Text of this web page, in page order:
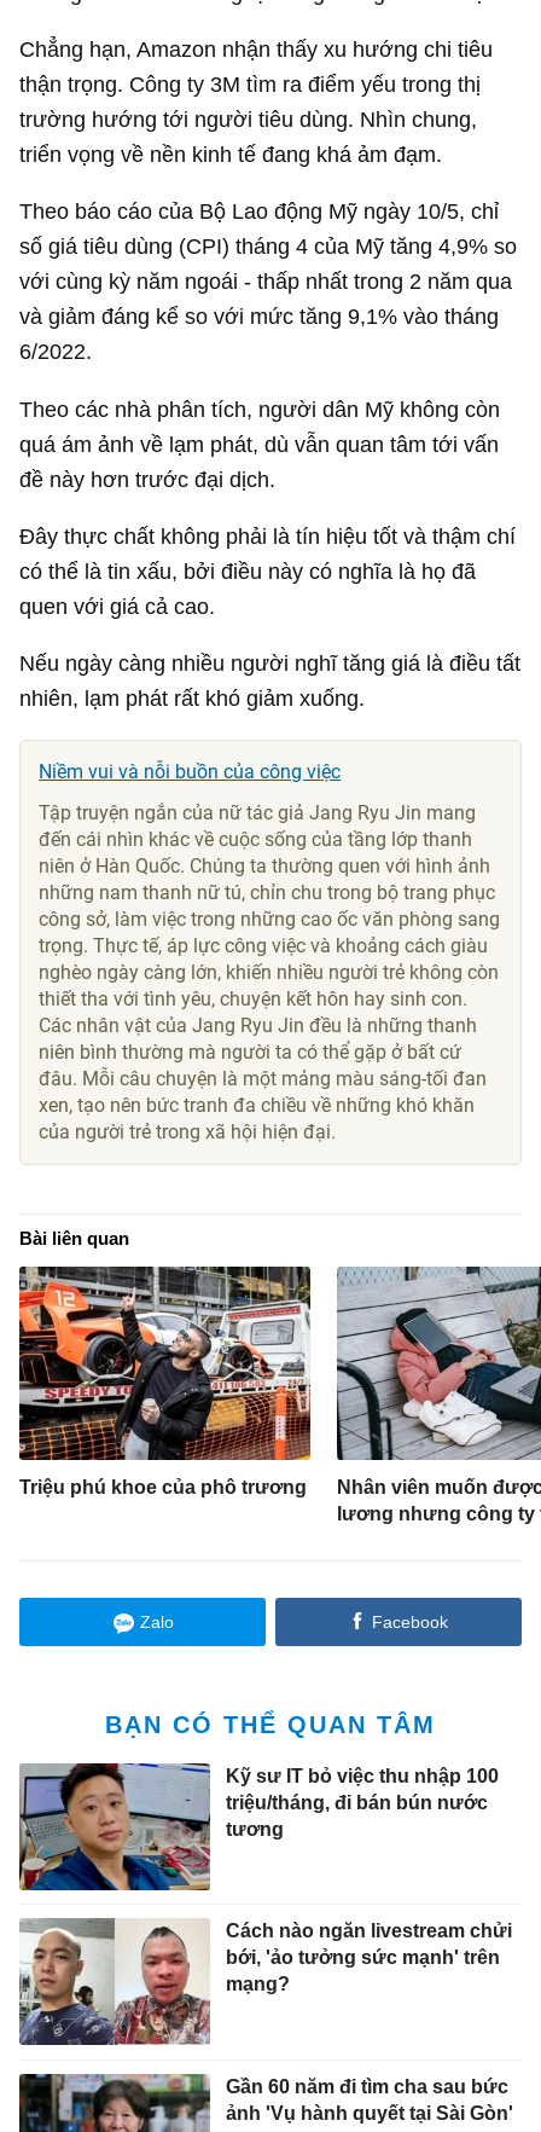
Chẳng hạn, Amazon nhận thấy xu hướng chi tiêu
thận trọng. Công ty 3M tìm ra điểm yếu trong thị
trường hướng tới người tiêu dùng. Nhìn chung,
triển vọng về nền kinh tế đang khá ảm đạm.
Theo báo cáo của Bộ Lao động Mỹ ngày 10/5, chỉ
số giá tiêu dùng (CPI) tháng 4 của Mỹ tăng 4,9% so
với cùng kỳ năm ngoái - thấp nhất trong 2 năm qua
và giảm đáng kể so với mức tăng 9,1% vào tháng
6/2022.
Theo các nhà phân tích, người dân Mỹ không còn
quá ám ảnh về lạm phát, dù vẫn quan tâm tới vấn
đề này hơn trước đại dịch.
Đây thực chất không phải là tín hiệu tốt và thậm chí
có thể là tin xấu, bởi điều này có nghĩa là họ đã
quen với giá cả cao.
Nếu ngày càng nhiều người nghĩ tăng giá là điều tất
nhiên, lạm phát rất khó giảm xuống.
Niềm vui và nỗi buồn của công việc
Tập truyện ngắn của nữ tác giả Jang Ryu Jin mang
đến cái nhìn khác về cuộc sống của tầng lớp thanh
niên ở Hàn Quốc. Chúng ta thường quen với hình ảnh
những nam thanh nữ tú, chỉn chu trong bộ trang phục
công sở, làm việc trong những cao ốc văn phòng sang
trọng. Thực tế, áp lực công việc và khoảng cách giàu
nghèo ngày càng lớn, khiến nhiều người trẻ không còn
thiết tha với tình yêu, chuyện kết hôn hay sinh con.
Các nhân vật của Jang Ryu Jin đều là những thanh
niên bình thường mà người ta có thể gặp ở bất cứ
đâu. Mỗi câu chuyện là một mảng màu sáng-tối đan
xen, tạo nên bức tranh đa chiều về những khó khăn
của người trẻ trong xã hội hiện đại.
Bài liên quan
Triệu phú khoe của phô trương
Nhân viên muốn
lương nhưng công ty
Zalo Facebook
BẠN CÓ THỂ QUAN TÂM
Kỹ sư IT bỏ việc thu nhập 100
triệu/tháng, đi bán bún nước
tương
Cách nào ngăn livestream chửi
bới, 'ảo tưởng sức mạnh' trên
mạng?
Gần 60 năm đi tìm cha sau bức
ảnh 'Vụ hành quyết tại Sài Gòn'